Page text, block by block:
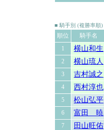
■ 騎手別 (複勝率順)
順位 騎手名
1
横山和生
2 横山琉人
3 吉村誠之
4 西村淳也
5 松山弘平
6 富田 暁
7 田山旺佑